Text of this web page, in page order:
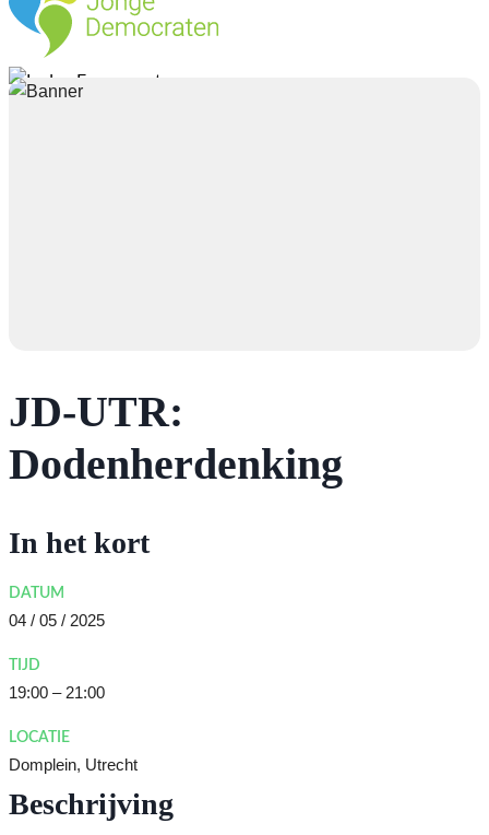
JD-UTR:
Dodenherdenking
In het kort
DATUM
04 / 05 / 2025
TIJD
19:00 – 21:00
LOCATIE
Domplein, Utrecht
Beschrijving